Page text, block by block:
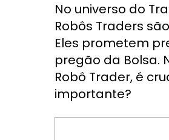
No universo do
Robôs Traders
Eles prometem
pregão da Bolsa.
Robô Trader, é
importante?